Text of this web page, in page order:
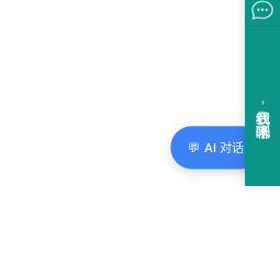
💬 AI 对话